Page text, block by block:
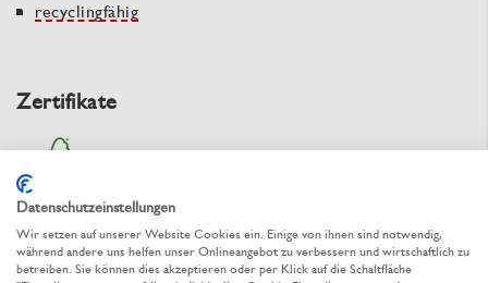
recyclingfähig
Zertifikate
Zur Bestelltabelle ↑ Beratung anfordern
Datenschutzeinstellungen
Wir setzen auf unserer Website Cookies ein. Einige von ihnen sind notwendig,
während andere uns helfen unser Onlineangebot zu verbessern und wirtschaftlich zu
betreiben. Sie können dies akzeptieren oder per Klick auf die Schaltfläche